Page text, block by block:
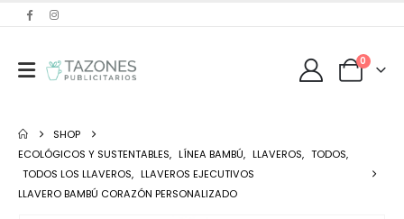
0
SHOP
ECOLÓGICOS Y SUSTENTABLES, LÍNEA BAMBÚ, LLAVEROS, TODOS,
TODOS LOS LLAVEROS, LLAVEROS EJECUTIVOS
LLAVERO BAMBÚ CORAZÓN PERSONALIZADO